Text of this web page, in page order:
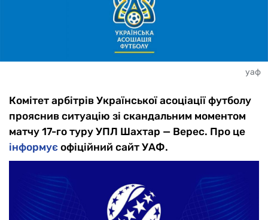
уаф
Комітет арбітрів Української асоціації футболу
прояснив ситуацію зі скандальним моментом
матчу 17-го туру УПЛ Шахтар — Верес. Про це
інформує офіційний сайт УАФ.